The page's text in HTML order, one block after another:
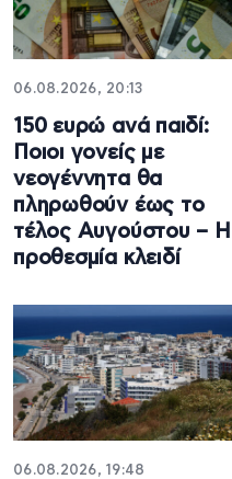
06.08.2026, 20:13
150 ευρώ ανά παιδί:
Ποιοι γονείς με
νεογέννητα θα
πληρωθούν έως το
τέλος Αυγούστου – Η
προθεσμία κλειδί
06.08.2026, 19:48